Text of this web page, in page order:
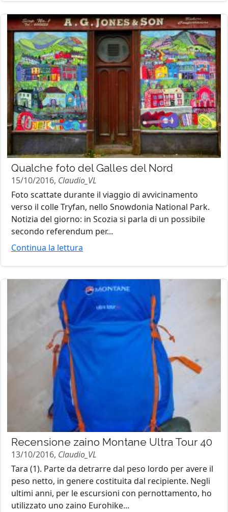
Qualche foto del Galles del Nord
15/10/2016, Claudio_VL
Foto scattate durante il viaggio di avvicinamento
verso il colle Tryfan, nello Snowdonia National Park.
Notizia del giorno: in Scozia si parla di un possibile
secondo referendum per...
Continua la lettura
Recensione zaino Montane Ultra Tour 40
13/10/2016, Claudio_VL
Tara (1). Parte da detrarre dal peso lordo per avere il
peso netto, in genere costituita dal recipiente. Negli
ultimi anni, per le escursioni con pernottamento, ho
utilizzato uno zaino Eurohike...